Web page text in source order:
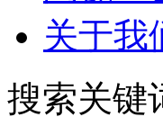
关于我
搜索关键